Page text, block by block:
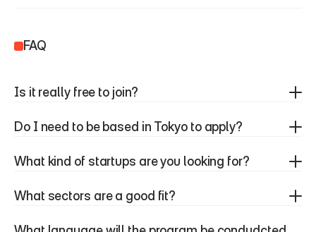
FAQ
Is it really free to join?
Do I need to be based in Tokyo to apply?
What kind of startups are you looking for?
What sectors are a good fit?